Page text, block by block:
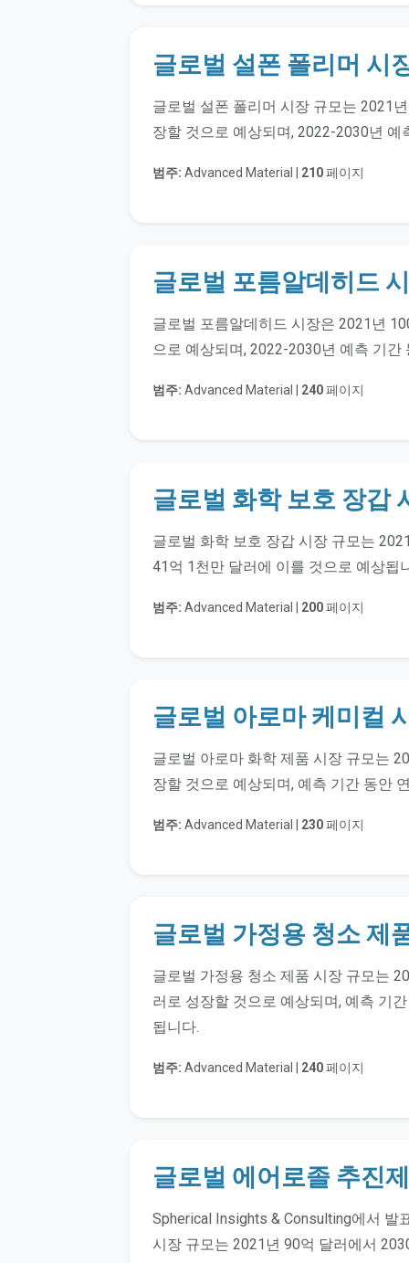
글로벌 설폰 폴리머 시
글로벌 설폰 폴리머 시장 규모는 2021
장할 것으로 예상되며, 2022-2030년
범주: Advanced Material | 210페이지
글로벌 포름알데히드
글로벌 포름알데히드 시장은 2021년
으로 예상되며, 2022-2030년 예측 기간
범주: Advanced Material | 240페이지
글로벌 화학 보호 장갑
글로벌 화학 보호 장갑 시장 규모는
41억 1천만 달러에 이를 것으로 예상됩
범주: Advanced Material | 200페이지
글로벌 아로마 케미컬
글로벌 아로마 화학 제품 시장 규모는
장할 것으로 예상되며, 예측 기간 동안
범주: Advanced Material | 230페이지
글로벌 가정용 청소 제
글로벌 가정용 청소 제품 시장 규모는
러로 성장할 것으로 예상되며, 예측 기
됩니다.
범주: Advanced Material | 240페이지
글로벌 에어로졸 추진
Spherical Insights & Consulting에서 발
시장 규모는 2021년 90억 달러에서